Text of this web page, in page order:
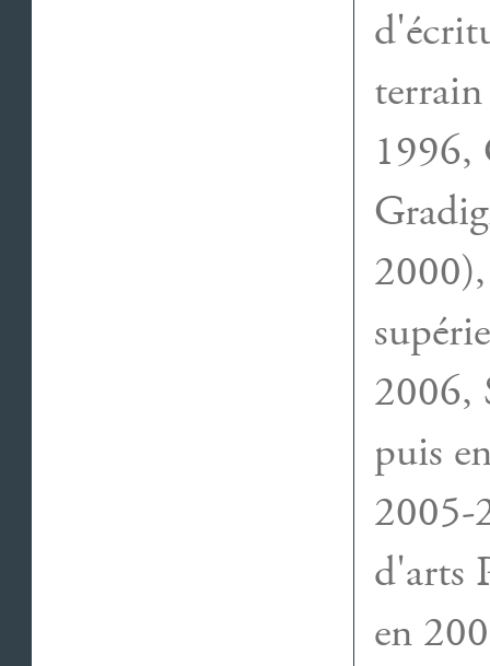
1996,
2006,
puis
2005-
d'arts
en